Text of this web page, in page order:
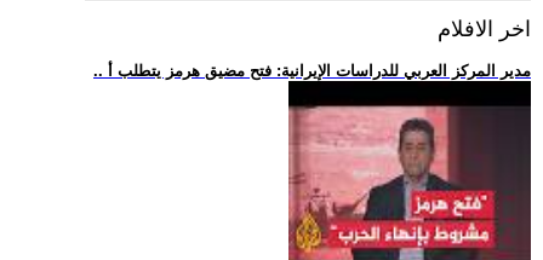
اخر الافلام
.. مدير المركز العربي للدراسات الإيرانية: فتح مضيق هرمز يتطلب أ